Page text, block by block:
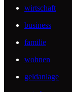
wirtschaft
business
familie
wohnen
geldanlage